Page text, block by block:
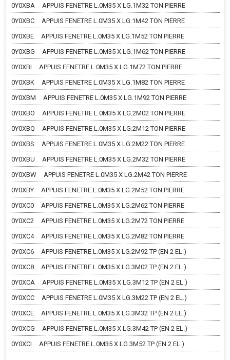
0Y0XBA
APPUIS FENETRE L.0M35 X LG.1M32 TON PIERRE
0Y0XBC
APPUIS FENETRE L.0M35 X LG.1M42 TON PIERRE
0Y0XBE
APPUIS FENETRE L.0M35 X LG.1M52 TON PIERRE
0Y0XBG
APPUIS FENETRE L.0M35 X LG.1M62 TON PIERRE
0Y0XBI
APPUIS FENETRE L.0M35 X LG.1M72 TON PIERRE
0Y0XBK
APPUIS FENETRE L.0M35 X LG.1M82 TON PIERRE
0Y0XBM
APPUIS FENETRE L.0M35 X LG.1M92 TON PIERRE
0Y0XBO
APPUIS FENETRE L.0M35 X LG.2M02 TON PIERRE
0Y0XBQ
APPUIS FENETRE L.0M35 X LG.2M12 TON PIERRE
0Y0XBS
APPUIS FENETRE L.0M35 X LG.2M22 TON PIERRE
0Y0XBU
APPUIS FENETRE L.0M35 X LG.2M32 TON PIERRE
0Y0XBW
APPUIS FENETRE L.0M35 X LG.2M42 TON PIERRE
0Y0XBY
APPUIS FENETRE L.0M35 X LG.2M52 TON PIERRE
0Y0XC0
APPUIS FENETRE L.0M35 X LG.2M62 TON PIERRE
0Y0XC2
APPUIS FENETRE L.0M35 X LG.2M72 TON PIERRE
0Y0XC4
APPUIS FENETRE L.0M35 X LG.2M82 TON PIERRE
0Y0XC6
APPUIS FENETRE L.0M35 X LG.2M92 TP (EN 2 EL.)
0Y0XC8
APPUIS FENETRE L.0M35 X LG.3M02 TP (EN 2 EL.)
0Y0XCA
APPUIS FENETRE L.0M35 X LG.3M12 TP (EN 2 EL.)
0Y0XCC
APPUIS FENETRE L.0M35 X LG.3M22 TP (EN 2 EL.)
0Y0XCE
APPUIS FENETRE L.0M35 X LG.3M32 TP (EN 2 EL.)
0Y0XCG
APPUIS FENETRE L.0M35 X LG.3M42 TP (EN 2 EL.)
0Y0XCI
APPUIS FENETRE L.0M35 X LG.3M52 TP (EN 2 EL.)